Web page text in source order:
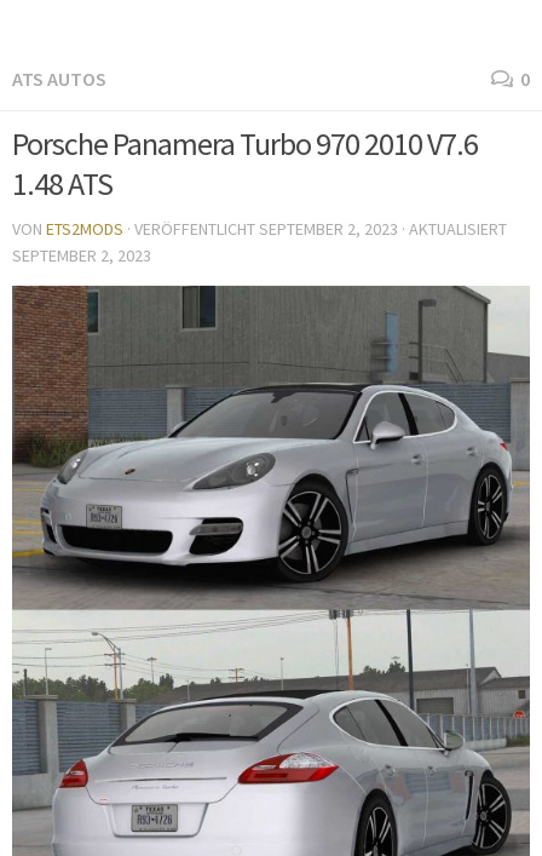
ATS AUTOS 0
Porsche Panamera Turbo 970 2010 V7.6
1.48 ATS
VON ETS2MODS · VERÖFFENTLICHTSEPTEMBER 2, 2023 · AKTUALISIERT
SEPTEMBER 2, 2023